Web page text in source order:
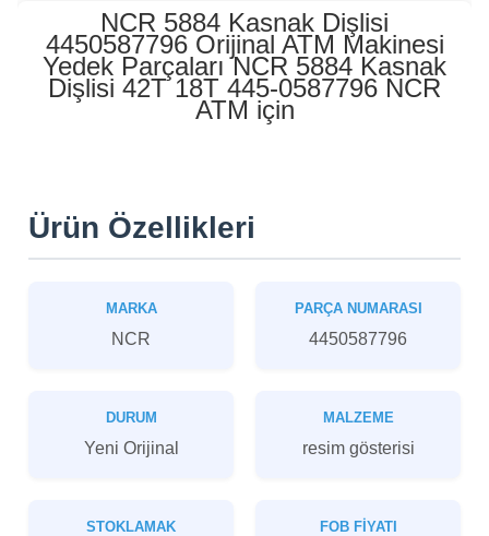
NCR 5884 Kasnak Dişlisi
4450587796 Orijinal ATM Makinesi
Yedek Parçaları NCR 5884 Kasnak
Dişlisi 42T 18T 445-0587796 NCR
ATM için
Ürün Özellikleri
MARKA
NCR
PARÇA NUMARASI
4450587796
DURUM
Yeni Orijinal
MALZEME
resim gösterisi
STOKLAMAK FOB FIYATI